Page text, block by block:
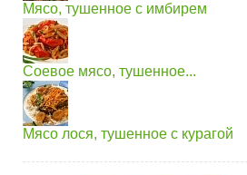
Мясо, тушенное с имбирем
Соевое мясо, тушенное...
Мясо лося, тушенное с курагой